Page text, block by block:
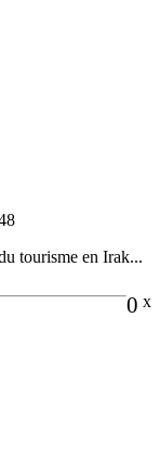
tourisme en Irak...
0 x